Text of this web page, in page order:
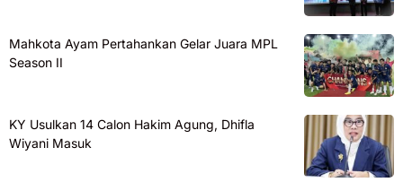
Mahkota Ayam Pertahankan Gelar Juara MPL
Season II
KY Usulkan 14 Calon Hakim Agung, Dhifla
Wiyani Masuk